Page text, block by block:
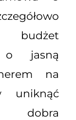
o jasną
na
uniknąć
dobra